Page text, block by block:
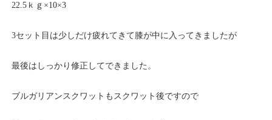
22.5ｋｇ×10×3
3セット目は少しだけ疲れてきて膝が中に入ってきましたが
最後はしっかり修正してできました。
ブルガリアンスクワットもスクワット後ですので